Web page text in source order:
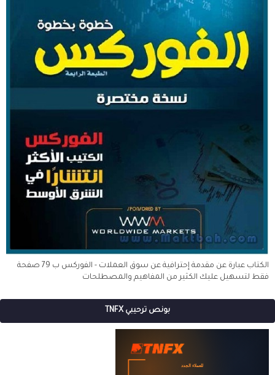
الكتاب عبارة عن مقدمة إحترافية عن سوق العملات - الفوركس ب 79 صفحة
فقط لتسهيل عليك الكثير من المفاهيم والمصطلحات
بونص ترحيبي TNFX